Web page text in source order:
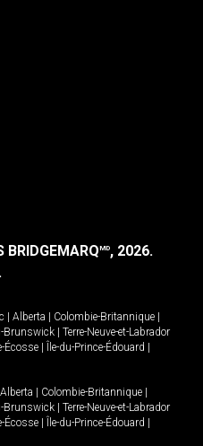
BRIDGEMARQMD, 2026.
Alberta Colombie-Britannique
Brunswick
Terre-Neuve-et-Labrador
Écosse Île-du-Prince-Édouard
Alberta Colombie-Britannique
Brunswick
Terre-Neuve-et-Labrador
Écosse Île-du-Prince-Édouard